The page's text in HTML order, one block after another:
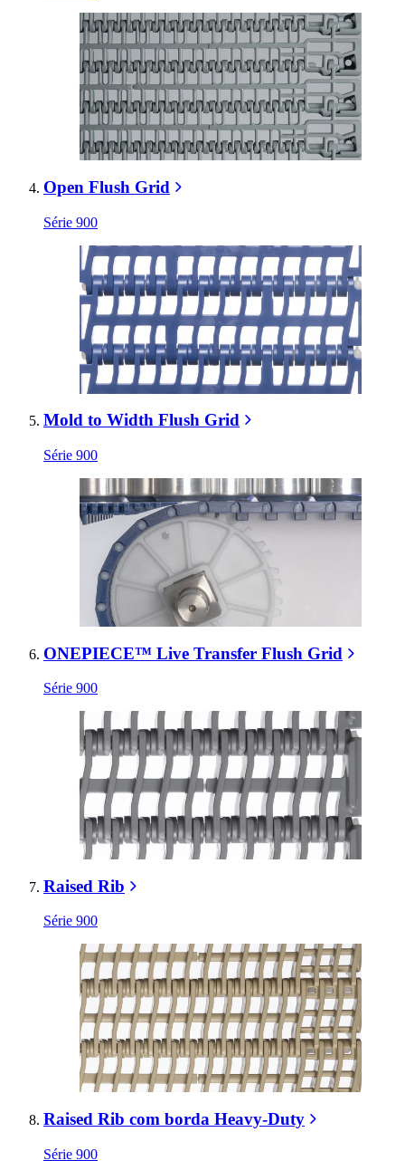
Open Flush Grid
Série 900
Mold to Width Flush Grid
Série 900
ONEPIECE™ Live Transfer Flush Grid
Série 900
Raised Rib
Série 900
Raised Rib com borda Heavy-Duty
Série 900